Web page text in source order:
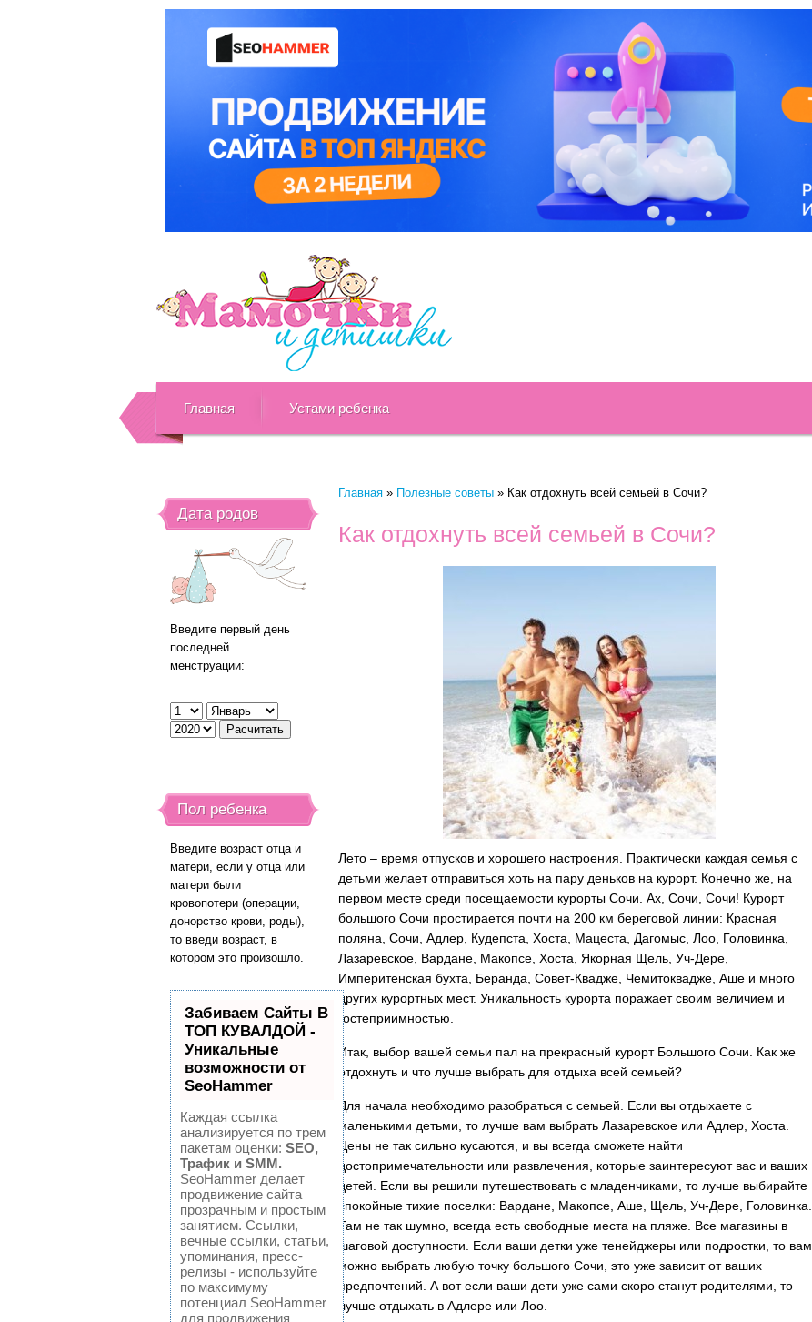
Главная Устами ребенка
Главная » Полезные советы » Как отдохнуть всей семьей в Сочи?
Как отдохнуть всей семьей в Сочи?
Лето – время отпусков и хорошего настроения. Практически каждая семья с
детьми желает отправиться хоть на пару деньков на курорт. Конечно же, на
первом месте среди посещаемости курорты Сочи. Ах, Сочи, Сочи! Курорт
большого Сочи простирается почти на 200 км береговой линии: Красная
поляна, Сочи, Адлер, Кудепста, Хоста, Мацеста, Дагомыс, Лоо, Головинка,
Лазаревское, Вардане, Макопсе, Хоста, Якорная Щель, Уч-Дере,
Империтенская бухта, Беранда, Совет-Квадже, Чемитоквадже, Аше и много
других курортных мест. Уникальность курорта поражает своим величием и
гостеприимностью.
Итак, выбор вашей семьи пал на прекрасный курорт Большого Сочи. Как же
отдохнуть и что лучше выбрать для отдыха всей семьей?
Для начала необходимо разобраться с семьей. Если вы отдыхаете с
маленькими детьми, то лучше вам выбрать Лазаревское или Адлер, Хоста.
Цены не так сильно кусаются, и вы всегда сможете найти
достопримечательности или развлечения, которые заинтересуют вас и ваших
детей. Если вы решили путешествовать с младенчиками, то лучше выбирайте
спокойные тихие поселки: Вардане, Макопсе, Аше, Щель, Уч-Дере, Головинка.
Там не так шумно, всегда есть свободные места на пляже. Все магазины в
шаговой доступности. Если ваши детки уже тенейджеры или подростки, то вам
можно выбрать любую точку большого Сочи, это уже зависит от ваших
предпочтений. А вот если ваши дети уже сами скоро станут родителями, то
лучше отдыхать в Адлере или Лоо.
Дата родов
Введите первый день
последней
менструации:
Пол ребенка
Введите возраст отца и
матери, если у отца или
матери были
кровопотери (операции,
донорство крови, роды),
то введи возраст, в
котором это произошло.
Забиваем Сайты В
ТОП КУВАЛДОЙ -
Уникальные
возможности от
SeoHammer
Каждая ссылка
анализируется по трем
пакетам оценки: SEO,
Трафик и SMM.
SeoHammer делает
продвижение сайта
прозрачным и простым
занятием. Ссылки,
вечные ссылки, статьи,
упоминания, пресс-
релизы - используйте
по максимуму
потенциал SeoHammer
для продвижения